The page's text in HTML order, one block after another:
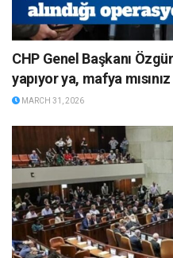
CHP Genel Başkanı
yapıyor ya, mafya
MARCH 31, 2026